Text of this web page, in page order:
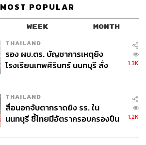
MOST POPULAR
WEEK MONTH
THAILAND
รอง ผบ.ตร. บัญชาการเหตุยิง
โรงเรียนเทพศิรินทร์ นนทบุรี สั่ง
1.3K
THAILAND
สื่อนอกจับตากราดยิง รร. ใน
นนทบุรี ชี้ไทยมีอัตราครอบครองปืน
1.2K